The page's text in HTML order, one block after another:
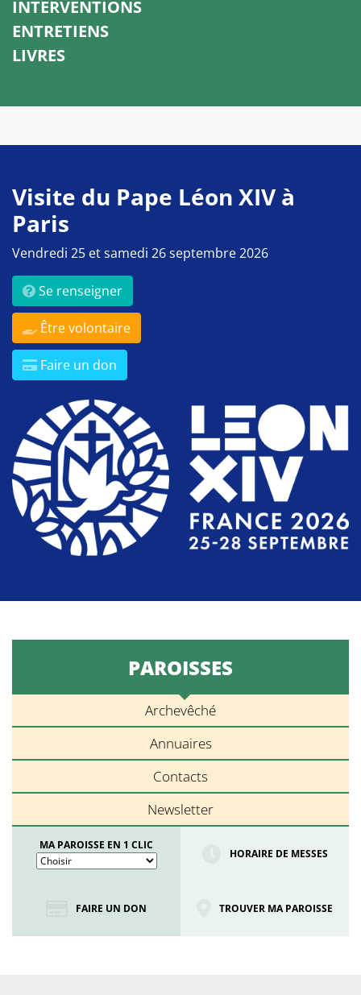
INTERVENTIONS
ENTRETIENS
LIVRES
Visite du Pape Léon XIV à
Paris
Vendredi 25 et samedi 26 septembre 2026
Se renseigner
Être volontaire
Faire un don
PAROISSES
Archevêché
Annuaires
Contacts
Newsletter
MA PAROISSE EN 1 CLIC
HORAIRE DE MESSES
FAIRE UN DON TROUVER MA PAROISSE